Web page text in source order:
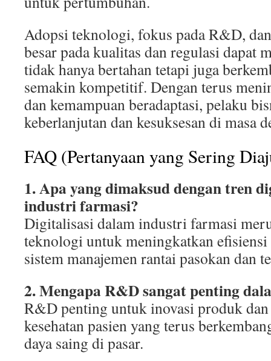
Adopsi teknologi, fokus pada R&D,
besar pada kualitas dan regulasi dapat
tidak hanya bertahan tetapi juga
semakin kompetitif. Dengan terus
dan kemampuan beradaptasi, pelaku
keberlanjutan dan kesuksesan di masa
FAQ (Pertanyaan yang Sering
1. Apa yang dimaksud dengan tren
industri farmasi?
Digitalisasi dalam industri farmasi
teknologi untuk meningkatkan
sistem manajemen rantai pasokan dan
2. Mengapa R&D sangat penting
R&D penting untuk inovasi produk
kesehatan pasien yang terus
daya saing di pasar.